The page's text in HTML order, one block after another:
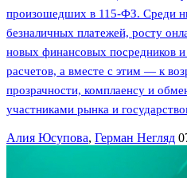
произошедших в 115-ФЗ. Среди
безналичных платежей, росту
новых финансовых посредников
расчетов, а вместе с этим — к
прозрачности, комплаенсу и
участниками рынка и
Алия Юсупова, Герман Негляд